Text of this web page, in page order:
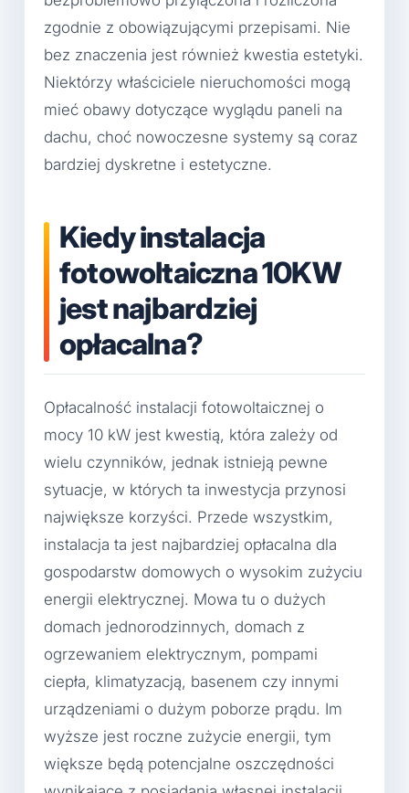
zgodnie z obowiązującymi przepisami. Nie
bez znaczenia jest również kwestia estetyki.
Niektórzy właściciele nieruchomości mogą
mieć obawy dotyczące wyglądu paneli na
dachu, choć nowoczesne systemy są coraz
bardziej dyskretne i estetyczne.
Kiedy instalacja
fotowoltaiczna 10KW
jest najbardziej
opłacalna?
Opłacalność instalacji fotowoltaicznej o
mocy 10 kW jest kwestią, która zależy od
wielu czynników, jednak istnieją pewne
sytuacje, w których ta inwestycja przynosi
największe korzyści. Przede wszystkim,
instalacja ta jest najbardziej opłacalna dla
gospodarstw domowych o wysokim zużyciu
energii elektrycznej. Mowa tu o dużych
domach jednorodzinnych, domach z
ogrzewaniem elektrycznym, pompami
ciepła, klimatyzacją, basenem czy innymi
urządzeniami o dużym poborze prądu. Im
wyższe jest roczne zużycie energii, tym
większe będą potencjalne oszczędności